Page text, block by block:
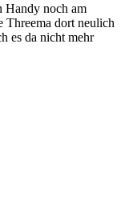
Handy noch am
Threema dort neulich
es da nicht mehr